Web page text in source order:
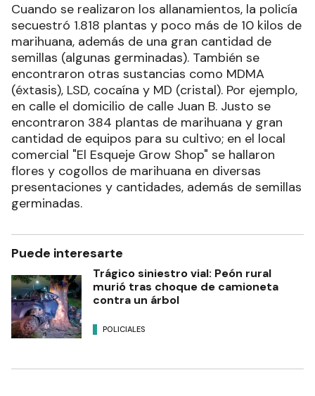
Cuando se realizaron los allanamientos, la policía
secuestró 1.818 plantas y poco más de 10 kilos de
marihuana, además de una gran cantidad de
semillas (algunas germinadas). También se
encontraron otras sustancias como MDMA
(éxtasis), LSD, cocaína y MD (cristal). Por ejemplo,
en calle el domicilio de calle Juan B. Justo se
encontraron 384 plantas de marihuana y gran
cantidad de equipos para su cultivo; en el local
comercial "El Esqueje Grow Shop" se hallaron
flores y cogollos de marihuana en diversas
presentaciones y cantidades, además de semillas
germinadas.
Puede interesarte
Trágico siniestro vial: Peón rural
murió tras choque de camioneta
contra un árbol
POLICIALES